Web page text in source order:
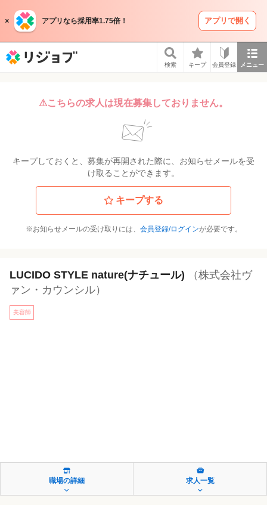
アプリなら採用率1.75倍！ アプリで開く
検索 キープ 会員登録 メニュー
⚠こちらの求人は現在募集しておりません。
キープしておくと、募集が再開された際に、お知らせメールを受
け取ることができます。
キープする
※お知らせメールの受け取りには、 会員登録/ログインが必要です。
LUCIDO STYLE nature(ナチュール)
（株式会社ヴ
ァン・カウンシル）
美容師
職場の詳細 求人一覧